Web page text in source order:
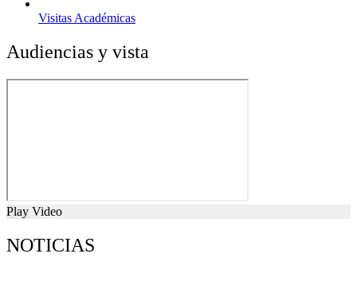
Visitas Académicas
Audiencias y vista
Play Video
NOTICIAS